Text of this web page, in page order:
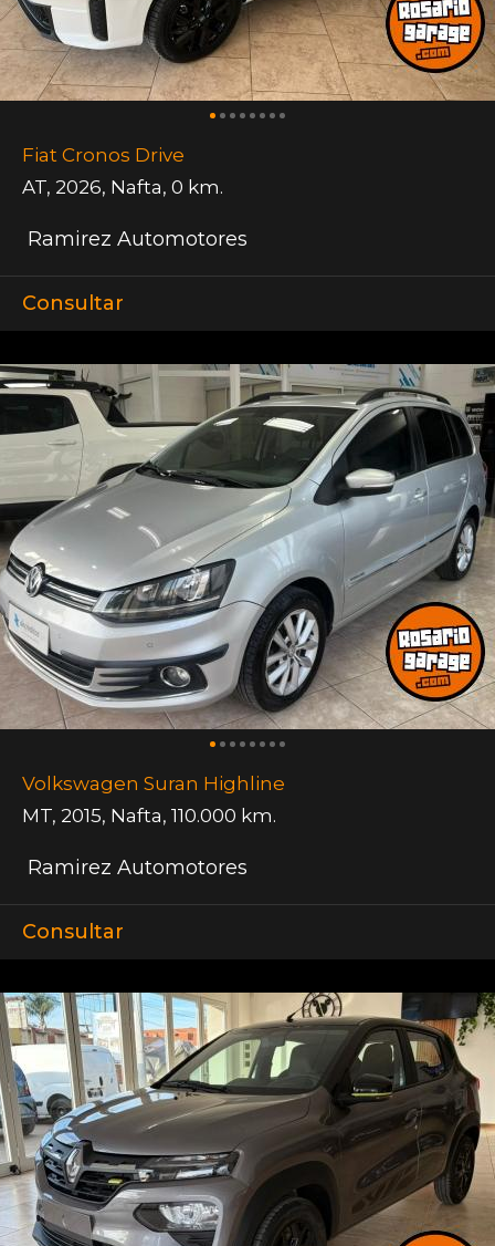
Fiat Cronos Drive
AT, 2026, Nafta, 0 km.
Ramirez Automotores
Consultar
Volkswagen Suran Highline
MT, 2015, Nafta, 110.000 km.
Ramirez Automotores
Consultar